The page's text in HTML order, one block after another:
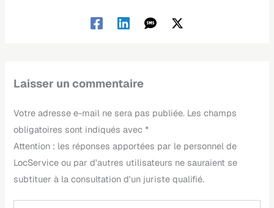
Laisser un commentaire
Votre adresse e-mail ne sera pas publiée. Les champs
obligatoires sont indiqués avec *